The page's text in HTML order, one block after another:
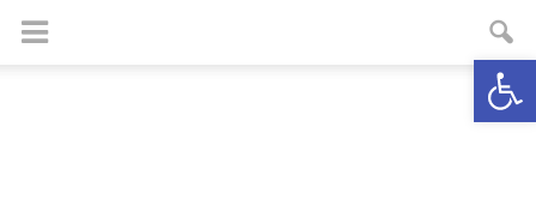
Abrir a